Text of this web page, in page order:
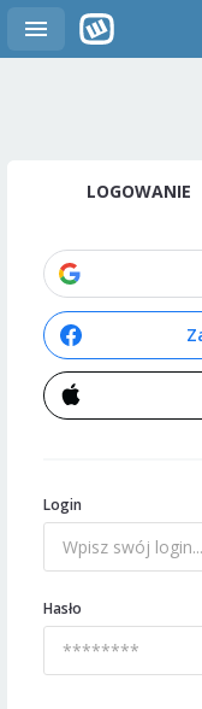
LOGOWANIE
Login
Hasło